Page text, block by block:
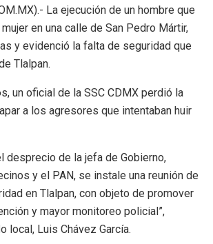
La ejecución de un hombre que
en una calle de San Pedro Mártir,
y evidenció la falta de seguridad que
Tlalpan.
un oficial de la SSC CDMX perdió la
a los agresores que intentaban huir
desprecio de la jefa de Gobierno,
y el PAN, se instale una reunión de
en Tlalpan, con objeto de promover
y mayor monitoreo policial”,
local, Luis Chávez García.